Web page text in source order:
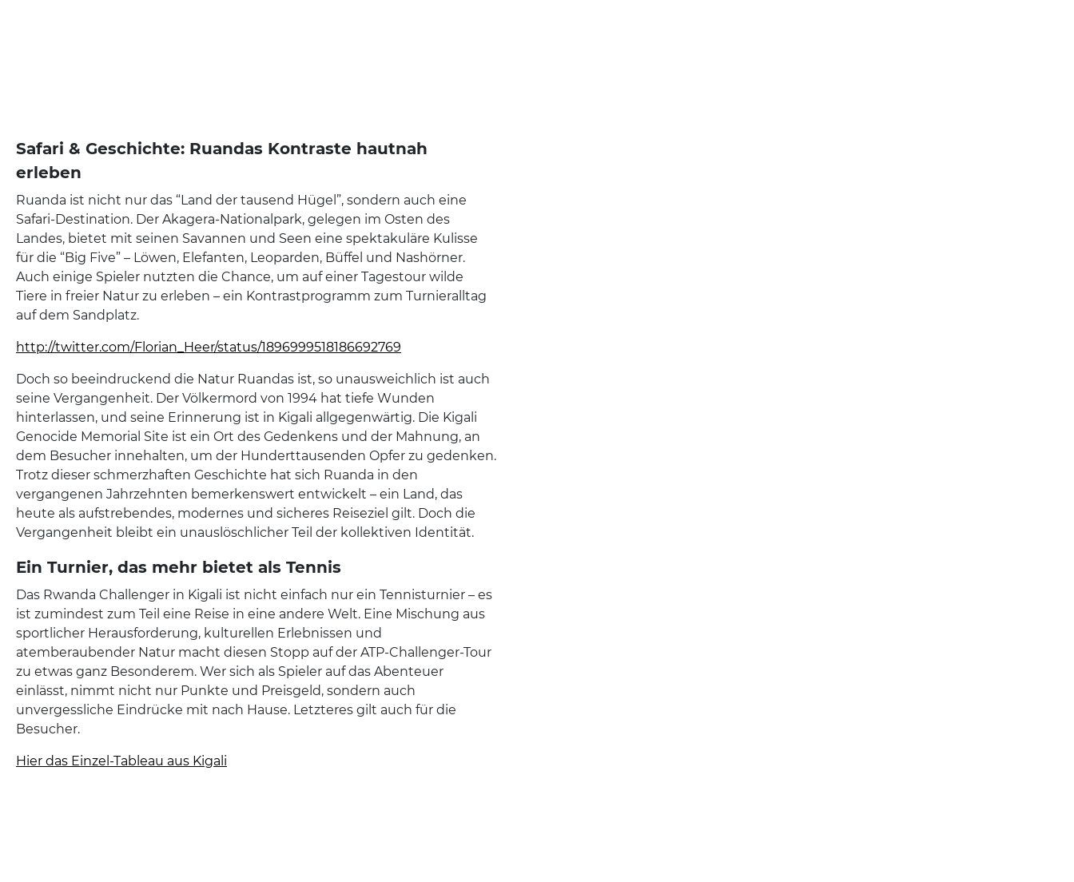
Safari & Geschichte: Ruandas Kontraste hautnah
erleben
Ruanda ist nicht nur das “Land der tausend Hügel”, sondern auch eine
Safari-Destination. Der Akagera-Nationalpark, gelegen im Osten des
Landes, bietet mit seinen Savannen und Seen eine spektakuläre Kulisse
für die “Big Five” – Löwen, Elefanten, Leoparden, Büffel und Nashörner.
Auch einige Spieler nutzten die Chance, um auf einer Tagestour wilde
Tiere in freier Natur zu erleben – ein Kontrastprogramm zum Turnieralltag
auf dem Sandplatz.
http://twitter.com/Florian_Heer/status/1896999518186692769
Doch so beeindruckend die Natur Ruandas ist, so unausweichlich ist auch
seine Vergangenheit. Der Völkermord von 1994 hat tiefe Wunden
hinterlassen, und seine Erinnerung ist in Kigali allgegenwärtig. Die Kigali
Genocide Memorial Site ist ein Ort des Gedenkens und der Mahnung, an
dem Besucher innehalten, um der Hunderttausenden Opfer zu gedenken.
Trotz dieser schmerzhaften Geschichte hat sich Ruanda in den
vergangenen Jahrzehnten bemerkenswert entwickelt – ein Land, das
heute als aufstrebendes, modernes und sicheres Reiseziel gilt. Doch die
Vergangenheit bleibt ein unauslöschlicher Teil der kollektiven Identität.
Ein Turnier, das mehr bietet als Tennis
Das Rwanda Challenger in Kigali ist nicht einfach nur ein Tennisturnier – es
ist zumindest zum Teil eine Reise in eine andere Welt. Eine Mischung aus
sportlicher Herausforderung, kulturellen Erlebnissen und
atemberaubender Natur macht diesen Stopp auf der ATP-Challenger-Tour
zu etwas ganz Besonderem. Wer sich als Spieler auf das Abenteuer
einlässt, nimmt nicht nur Punkte und Preisgeld, sondern auch
unvergessliche Eindrücke mit nach Hause. Letzteres gilt auch für die
Besucher.
Hier das Einzel-Tableau aus Kigali